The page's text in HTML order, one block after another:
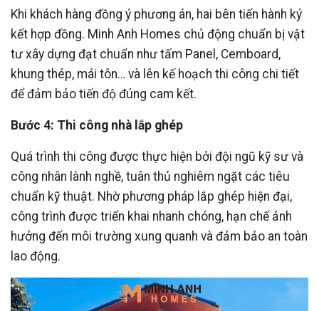
Khi khách hàng đồng ý phương án, hai bên tiến hành ký
kết hợp đồng. Minh Anh Homes chủ động chuẩn bị vật
tư xây dựng đạt chuẩn như tấm Panel, Cemboard,
khung thép, mái tôn… và lên kế hoạch thi công chi tiết
để đảm bảo tiến độ đúng cam kết.
Bước 4: Thi công nhà lắp ghép
Quá trình thi công được thực hiện bởi đội ngũ kỹ sư và
công nhân lành nghề, tuân thủ nghiêm ngặt các tiêu
chuẩn kỹ thuật. Nhờ phương pháp lắp ghép hiện đại,
công trình được triển khai nhanh chóng, hạn chế ảnh
hưởng đến môi trường xung quanh và đảm bảo an toàn
lao động.